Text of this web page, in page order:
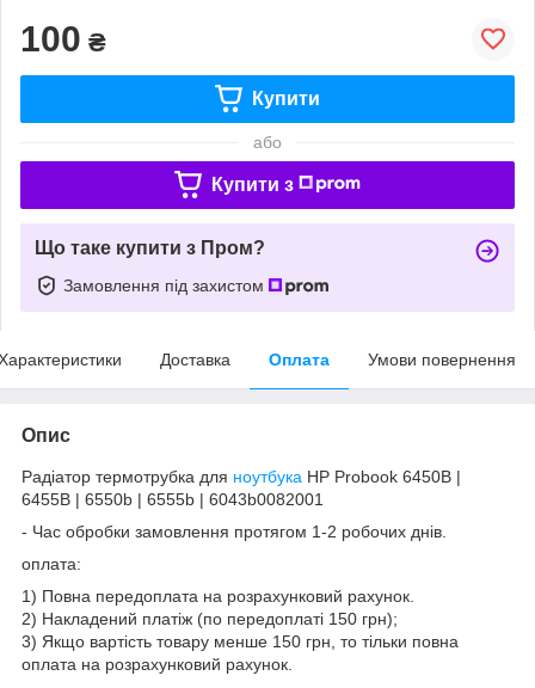
100 ₴
Купити
або
Купити з
Що таке купити з Пром?
Замовлення під захистом
Доставка Оплата Умови повернення
Опис
Радіатор термотрубка для ноутбука HP Probook 6450B |
6455B | 6550b | 6555b | 6043b0082001
- Час обробки замовлення протягом 1-2 робочих днів.
оплата:
1) Повна передоплата на розрахунковий рахунок.
2) Накладений платіж (по передоплаті 150 грн);
3) Якщо вартість товару менше 150 грн, то тільки повна
оплата на розрахунковий рахунок.